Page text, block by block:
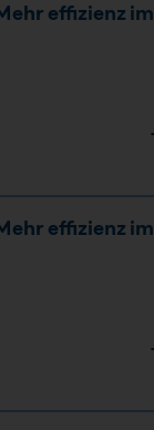
effizienz im
effizienz im